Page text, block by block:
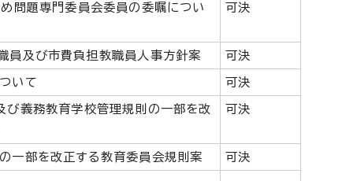
問題専門委員会委員の委嘱につい
可決
員及び市費負担教職員人事方針案 可決
いて 可決
び義務教育学校管理規則の一部を改
可決
一部を改正する教育委員会規則案 可決